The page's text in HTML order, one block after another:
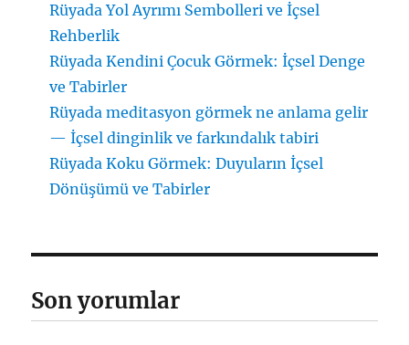
Rüyada Yol Ayrımı Sembolleri ve İçsel
Rehberlik
Rüyada Kendini Çocuk Görmek: İçsel Denge
ve Tabirler
Rüyada meditasyon görmek ne anlama gelir
— İçsel dinginlik ve farkındalık tabiri
Rüyada Koku Görmek: Duyuların İçsel
Dönüşümü ve Tabirler
Son yorumlar